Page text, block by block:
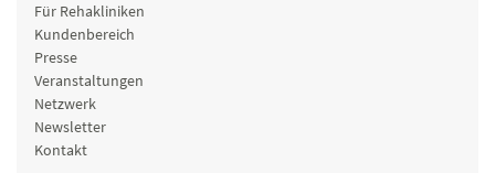
Für Rehakliniken
Kundenbereich
Presse
Veranstaltungen
Netzwerk
Newsletter
Kontakt